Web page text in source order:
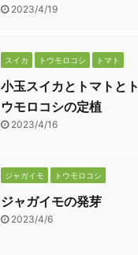
2023/4/19
スイカ トウモロコシ トマト
小玉スイカとトマトとト
ウモロコシの定植
2023/4/16
ジャガイモ トウモロコシ
ジャガイモの発芽
2023/4/6